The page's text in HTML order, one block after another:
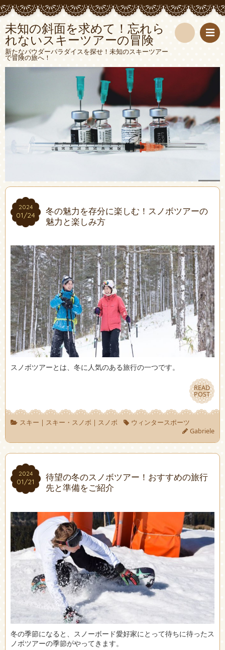
未知の斜面を求めて！忘れら
れないスキーツアーの冒険
新たなパウダーパラダイスを探せ！未知のスキーツアー
で冒険の旅へ！
2024
01/24
2024
01/24
冬の魅力を存分に楽しむ！スノボツアーの
魅力と楽しみ方
スノボツアーとは、冬に人気のある旅行の一つです。
READ
POST
READ
POST
スキー | スキー・スノボ | スノボ
ウィンタースポーツ
Gabriele
2024
01/21
2024
01/21
待望の冬のスノボツアー！おすすめの旅行
先と準備をご紹介
冬の季節になると、スノーボード愛好家にとって待ちに待ったス
ノボツアーの季節がやってきます。